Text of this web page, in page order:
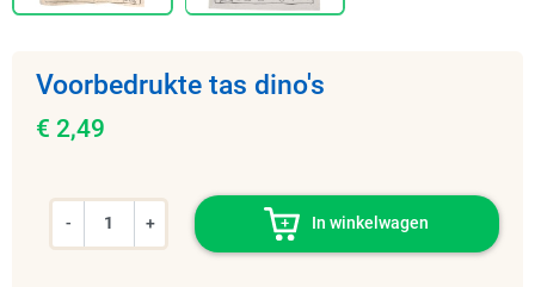
Voorbedrukte tas dino's
€ 2,49
- + In winkelwagen